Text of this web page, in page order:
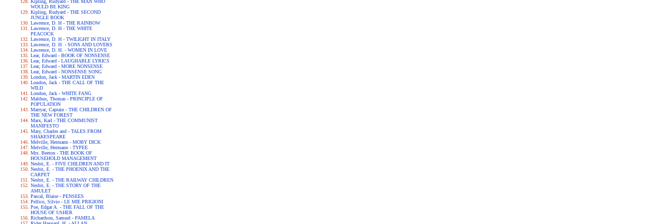
Kipling, Rudyard - THE MAN WHO
WOULD BE KING
Kipling, Rudyard - THE SECOND
JUNGLE BOOK
Lawrence, D. H - THE RAINBOW
Lawrence, D. H - THE WHITE
PEACOCK
Lawrence, D. H - TWILIGHT IN ITALY
Lawrence, D. H. - SONS AND LOVERS
Lawrence, D. H. - WOMEN IN LOVE
Lear, Edward - BOOK OF NONSENSE
Lear, Edward - LAUGHABLE LYRICS
Lear, Edward - MORE NONSENSE
Lear, Edward - NONSENSE SONG
London, Jack - MARTIN EDEN
London, Jack - THE CALL OF THE
WILD
London, Jack - WHITE FANG
Malthus, Thomas - PRINCIPLE OF
POPULATION
Marryat, Captain - THE CHILDREN OF
THE NEW FOREST
Marx, Karl - THE COMMUNIST
MANIFESTO
Mary, Charles and - TALES FROM
SHAKESPEARE
Melville, Hermann - MOBY DICK
Melville, Hermann - TYPEE
Mrs. Beeton - THE BOOK OF
HOUSEHOLD MANAGEMENT
Nesbit, E. - FIVE CHILDREN AND IT
Nesbit, E. - THE PHOENIX AND THE
CARPET
Nesbit, E. - THE RAILWAY CHILDREN
Nesbit, E. - THE STORY OF THE
AMULET
Pascal, Blaise - PENSEES
Pellico, Silvio - LE MIE PRIGIONI
Poe, Edgar A. - THE FALL OF THE
HOUSE OF USHER
Richardson, Samuel - PAMELA